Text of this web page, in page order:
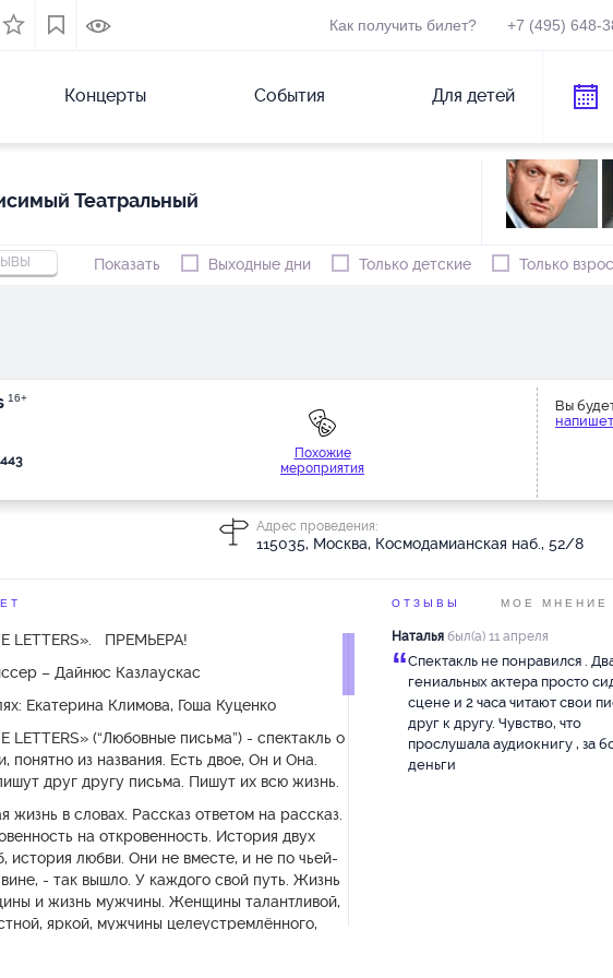
Как получить билет? +7 (495) 648-
Концерты События Для детей
Театральный
Показать Выходные дни Только детские Только
16+
Похожие
мероприятия
Вы
Адрес проведения:
115035, Москва, Космодамианская наб., 52/8
LETTERS». ПРЕМЬЕРА!
– Дайнюс Казлаускас
Екатерина Климова, Гоша Куценко
LETTERS» (“Любовные письма”) - спектакль о
понятно из названия. Есть двое, Он и Она.
друг другу письма. Пишут их всю жизнь.
жизнь в словах. Рассказ ответом на рассказ.
на откровенность. История двух
история любви. Они не вместе, и не по чьей-
- так вышло. У каждого свой путь. Жизнь
и жизнь мужчины. Женщины талантливой,
яркой, мужчины целеустремлённого,
ОТЗЫВЫ МОЕ МНЕНИЕ
Наталья был(а) 11 апреля
“Спектакль не понравился .
гениальных актера просто
сцене и 2 часа читают свои
друг к другу. Чувство, что
прослушала аудиокнигу , за
деньги